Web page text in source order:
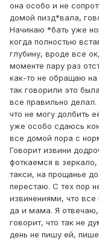
она особо и не
домой пизд*вала,
Начинаю *бать уже
когда полностью
глубину, вроде все
моменте пару раз
как-то не обращаю на
так говорили это
все правильно делал.
что не могу долбить
уже особо сдаюсь
все домой пора с
Говорит извини
фоткаемся в
такси, на прощанье
перестаю. С тех пор
извинениями, что
да и мама. Я
говорит, что так не
день не пишу ей,